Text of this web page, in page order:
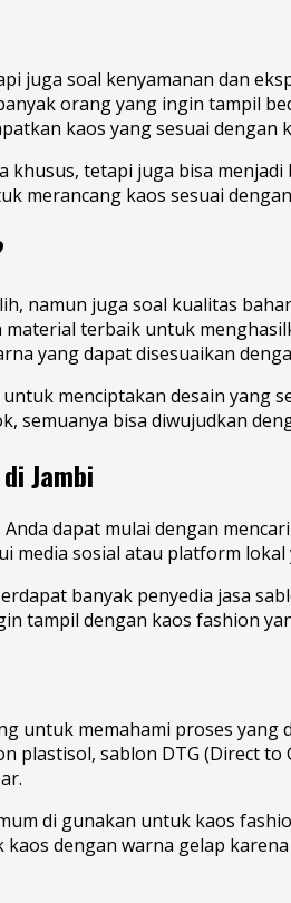
juga soal kenyamanan dan
orang yang ingin tampil
kaos yang sesuai dengan
tetapi juga bisa
merancang kaos sesuai
namun juga soal kualitas
terbaik untuk
yang dapat disesuaikan
menciptakan desain yang
bisa diwujudkan
Jambi
dapat mulai dengan
media sosial atau platform
banyak penyedia jasa
tampil dengan kaos fashion
memahami proses yang
plastisol, sablon DTG (Direct
di gunakan untuk kaos
dengan warna gelap